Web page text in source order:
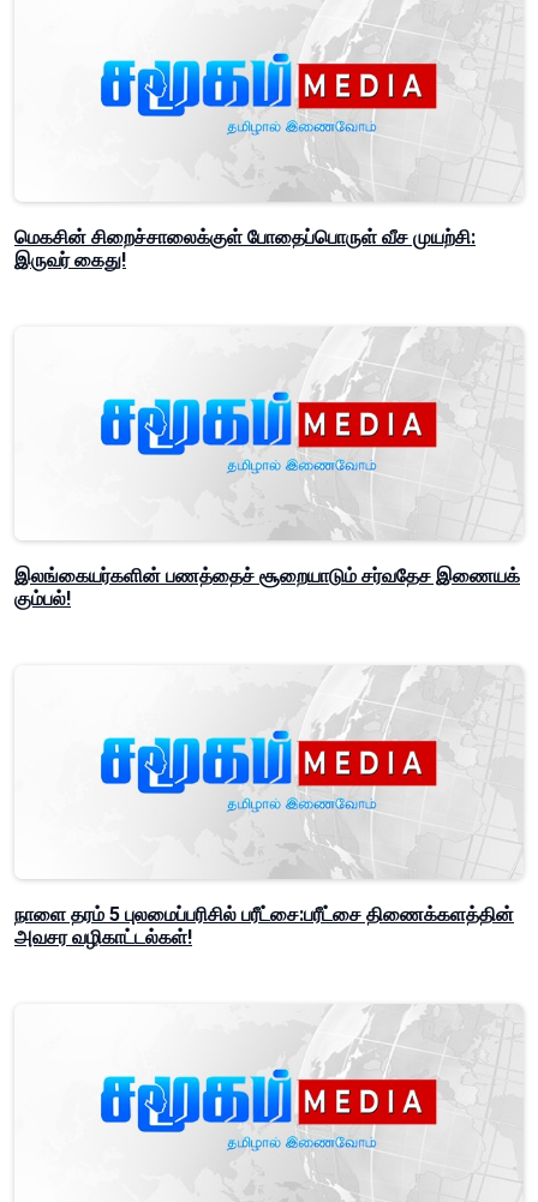
மெகசின் சிறைச்சாலைக்குள் போதைப்பொருள் வீச முயற்சி:
இருவர் கைது!
இலங்கையர்களின் பணத்தைச் சூறையாடும் சர்வதேச இணையக்
கும்பல்!
நாளை தரம் 5 புலமைப்பரிசில் பரீட்சை:பரீட்சை திணைக்களத்தின்
அவசர வழிகாட்டல்கள்!